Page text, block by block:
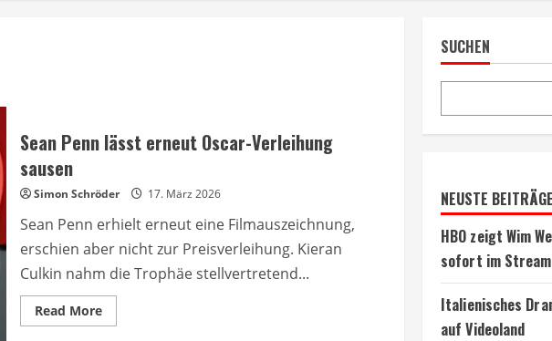
Sean Penn lässt erneut Oscar-Verleihung
sausen
Simon Schröder 17. März 2026
Sean Penn erhielt erneut eine Filmauszeichnung,
erschien aber nicht zur Preisverleihung. Kieran
Culkin nahm die Trophäe stellvertretend...
Read MoreRead
more
SUCHEN
NEUSTE BEITRÄGE
HBO zeigt Wim
sofort im Stream
Italienisches
auf Videoland